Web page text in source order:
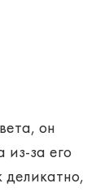
он
из-за его
деликатно,